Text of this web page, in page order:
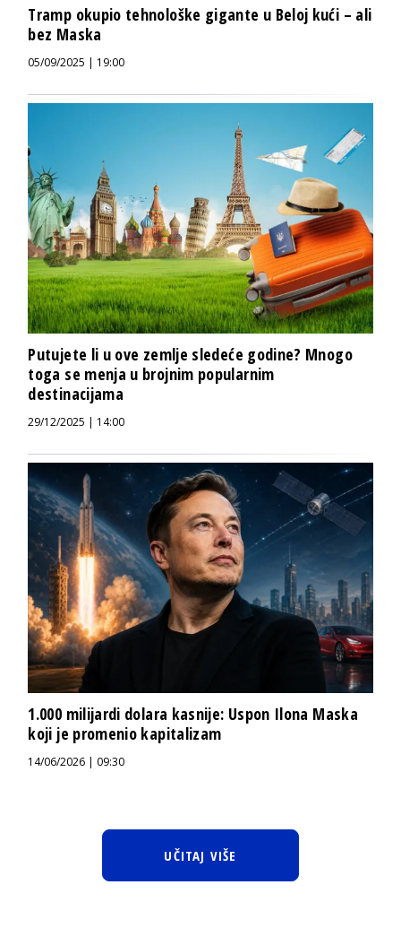
Tramp okupio tehnološke gigante u Beloj kući – ali
bez Maska
05/09/2025 | 19:00
Putujete li u ove zemlje sledeće godine? Mnogo
toga se menja u brojnim popularnim
destinacijama
29/12/2025 | 14:00
1.000 milijardi dolara kasnije: Uspon Ilona Maska
koji je promenio kapitalizam
14/06/2026 | 09:30
UČITAJ VIŠE